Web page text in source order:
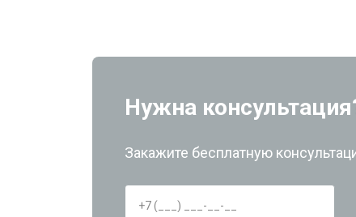
Нужна
Закажите бесплатную